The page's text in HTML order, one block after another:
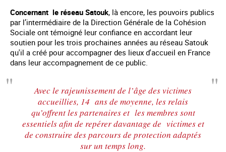
Concernant le réseau Satouk, là encore, les pouvoirs publics
par l’intermédiaire de la Direction Générale de la Cohésion
Sociale ont témoigné leur confiance en accordant leur
soutien pour les trois prochaines années au réseau Satouk
qu'il a créé pour accompagner des lieux d'accueil en France
dans leur accompagnement de ce public.
Avec le rajeunissement de l’âge des victimes
accueillies, 14 ans de moyenne, les relais
qu’offrent les partenaires et les membres sont
essentiels afin de repérer davantage de victimes et
de construire des parcours de protection adaptés
sur un temps long.